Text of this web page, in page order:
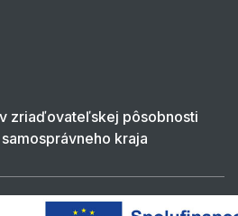
zriaďovateľskej pôsobnosti
kraja